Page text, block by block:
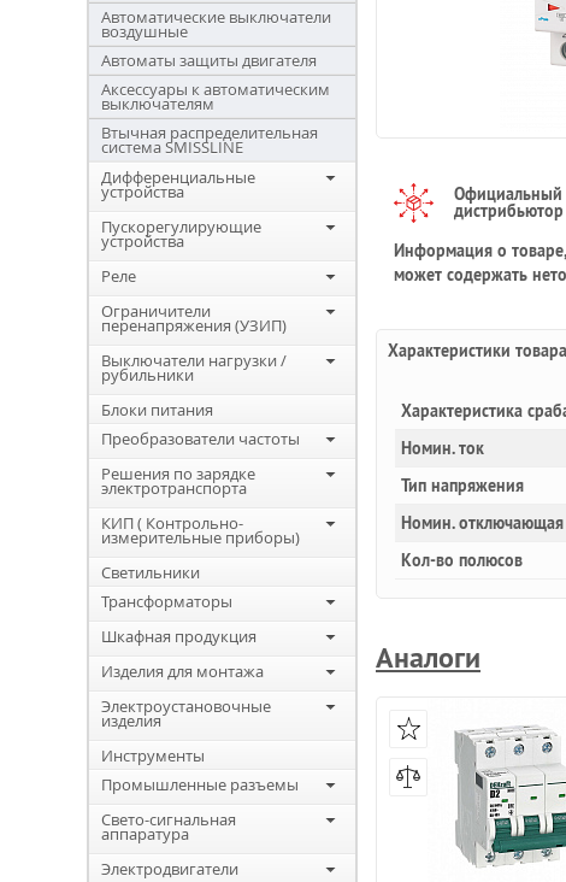
Автоматические выключатели
воздушные
Автоматы защиты двигателя
Аксессуары к автоматическим
выключателям
Втычная распределительная
система SMISSLINE
Дифференциальные
устройства
Пускорегулирующие
устройства
Реле
Ограничители
перенапряжения (УЗИП)
Выключатели нагрузки /
рубильники
Блоки питания
Преобразователи частоты
Решения по зарядке
электротранспорта
КИП ( Контрольно-
измерительные приборы)
Светильники
Трансформаторы
Шкафная продукция
Изделия для монтажа
Электроустановочные
изделия
Инструменты
Промышленные разъемы
Свето-сигнальная
аппаратура
Электродвигатели
Официальный
дистрибьютор
Информация о товаре,
может содержать
Характеристики товара
Характеристика
Номин. ток
Тип напряжения
Номин. отключающая
Кол-во полюсов
Аналоги